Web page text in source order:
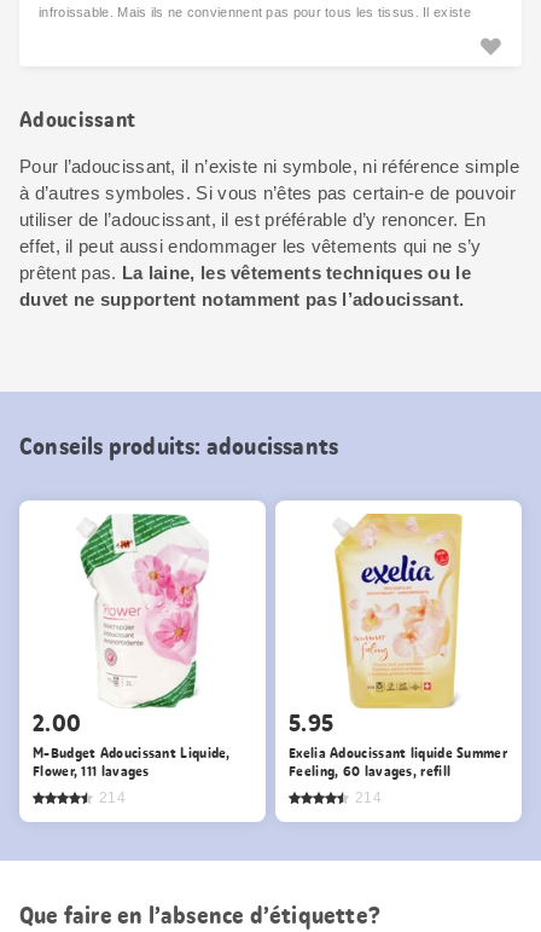
infroissable. Mais ils ne conviennent pas pour tous les tissus. Il existe
Adoucissant
Pour l’adoucissant, il n’existe ni symbole, ni référence simple
à d’autres symboles. Si vous n’êtes pas certain-e de pouvoir
utiliser de l’adoucissant, il est préférable d’y renoncer. En
effet, il peut aussi endommager les vêtements qui ne s’y
prêtent pas. La laine, les vêtements techniques ou le
duvet ne supportent notamment pas l’adoucissant.
Conseils produits: adoucissants
2.00
M-Budget Adoucissant Liquide,
Flower, 111 lavages
214
5.95
Exelia Adoucissant liquide Summer
Feeling, 60 lavages, refill
214
Que faire en l’absence d’étiquette?